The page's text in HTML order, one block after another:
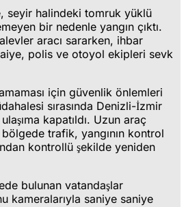
seyir halindeki tomruk yüklü
bir nedenle yangın çıktı.
aracı sararken, ihbar
polis ve otoyol ekipleri sevk
için güvenlik önlemleri
sırasında Denizli-İzmir
kapatıldı. Uzun araç
bölgede trafik, yangının kontrol
kontrollü şekilde yeniden
bulunan vatandaşlar
kameralarıyla saniye saniye